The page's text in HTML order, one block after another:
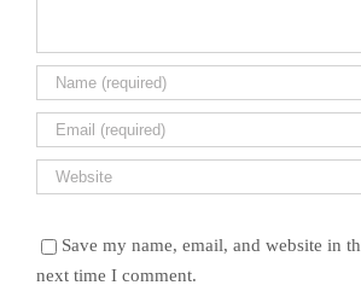
Save my name, email, and website in
next time I comment.